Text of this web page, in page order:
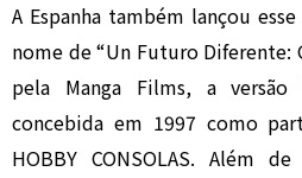
A Espanha também lançou
nome de “Un Futuro Diferente:
pela Manga Films, a
concebida em 1997 como
HOBBY CONSOLAS. Além